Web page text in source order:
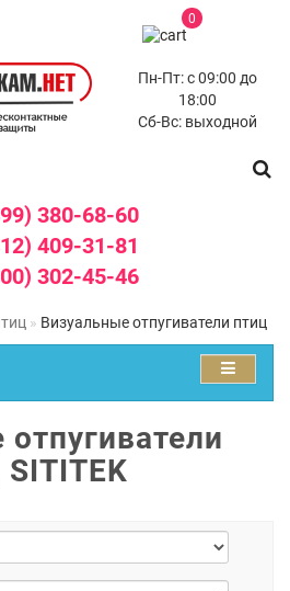
0
Пн-Пт: с 09:00 до
18:00
Сб-Вс: выходной
380-68-60
409-31-81
302-45-46
Визуальные отпугиватели птиц